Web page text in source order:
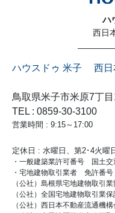
ハ
西日
ハウスドゥ 米子 西日
鳥取県米子市米原7丁
TEL : 0859-30-3100
営業時間 : 9:15～17:00
定休日 : 水曜日、第2･4火曜
・一般建築業許可番号 国土
・宅地建物取引業者 免許番
（公社）島根県宅地建物取引
（公社）全国宅地建物取引業
（公社）西日本不動産流通機構